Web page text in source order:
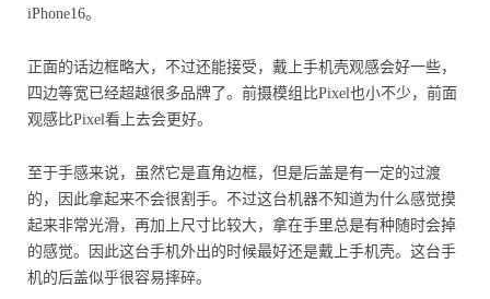
iPhone16。
正面的话边框略大，不过还能接受，戴上手机壳观感会好一些，
四边等宽已经超越很多品牌了。前摄模组比Pixel也小不少，前面
观感比Pixel看上去会更好。
至于手感来说，虽然它是直角边框，但是后盖是有一定的过渡
的，因此拿起来不会很割手。不过这台机器不知道为什么感觉摸
起来非常光滑，再加上尺寸比较大，拿在手里总是有种随时会掉
的感觉。因此这台手机外出的时候最好还是戴上手机壳。这台手
机的后盖似乎很容易摔碎。